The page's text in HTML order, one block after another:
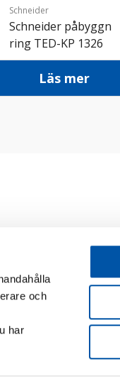
och
har
Schneider
Schneider påbyggn
ring TED-KP 1326
3mm ink skruv sv
Läs mer